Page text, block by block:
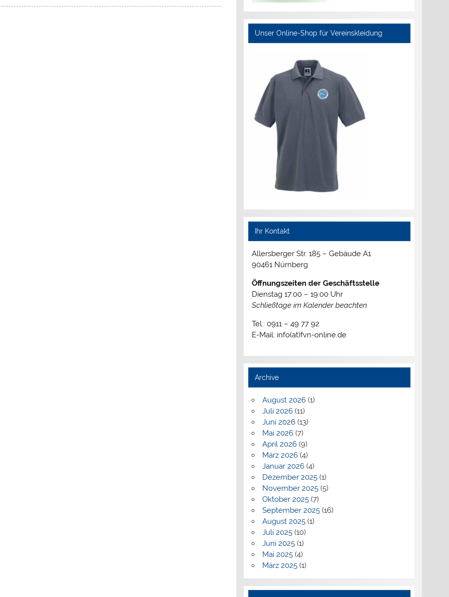
Unser Online-Shop für Vereinskleidung
Ihr Kontakt
Allersberger Str. 185 – Gebäude A1
90461 Nürnberg
Öffnungszeiten der Geschäftsstelle
Dienstag 17:00 – 19:00 Uhr
Schließtage im Kalender beachten
Tel.: 0911 – 49 77 92
E-Mail: info(at)fvn-online.de
Archive
August 2026(1)
Juli 2026(11)
Juni 2026(13)
Mai 2026(7)
April 2026(9)
März 2026(4)
Januar 2026(4)
Dezember 2025(1)
November 2025(5)
Oktober 2025(7)
September 2025(16)
August 2025(1)
Juli 2025(10)
Juni 2025(1)
Mai 2025(4)
März 2025(1)